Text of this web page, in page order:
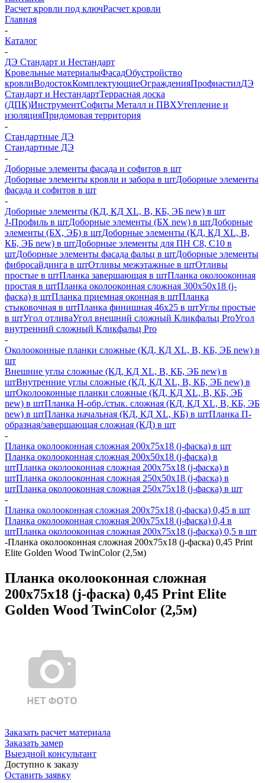
Расчет кровли под ключРасчет кровли
Главная
-
Каталог
-
ДЭ Стандарт и Нестандарт
Кровельные материалыФасадОбустройство
кровлиВодостокКомплектующиеОгражденияПрофнастилДЭ
Стандарт и НестандартТеррасная доска
(ДПК)ИнструментСофиты Металл и ПВХУтепление и
изоляцияПридомовая территория
-
Стандартные ДЭ
Стандартные ДЭ
-
Доборные элементы фасада и софитов в шт
Доборные элементы кровли и забора в штДоборные элементы
фасада и софитов в шт
-
Доборные элементы (КД, КД XL, В, КБ, ЭБ new) в шт
J-Профиль в штДоборные элементы (БХ new) в штДоборные
элементы (БХ, ЭБ) в штДоборные элементы (КД, КД XL, В,
КБ, ЭБ new) в штДоборные элементы для ПН С8, С10 в
штДоборные элементы фасада фальц в штДоборные элементы
фибросайдинга в штОтливы межэтажные в штОтливы
простые в штПланка завершающая в штПланка околооконная
простая в штПланка околооконная сложная 300х50х18 (j-
фаска) в штПланка приемная оконная в штПланка
стыковочная в штПланка финишная 46х25 в штУглы простые
в штУгол отливаУгол внешний сложный Кликфальц ProУгол
внутренний сложный Кликфальц Pro
-
Околооконные планки сложные (КД, КД XL, В, КБ, ЭБ new) в
шт
Внешние углы сложные (КД, КД XL, В, КБ, ЭБ new) в
штВнутренние углы сложные (КД, КД XL, В, КБ, ЭБ new) в
штОколооконные планки сложные (КД, КД XL, В, КБ, ЭБ
new) в штПланка H-обр./стык. сложная (КД, КД XL, В, КБ, ЭБ
new) в штПланка начальная (КД, КД XL, КБ) в штПланка П-
образная/завершающая сложная (КД) в шт
-
Планка околооконная сложная 200х75х18 (j-фаска) в шт
Планка околооконная сложная 200х50х18 (j-фаска) в
штПланка околооконная сложная 200х75х18 (j-фаска) в
штПланка околооконная сложная 250х50х18 (j-фаска) в
штПланка околооконная сложная 250х75х18 (j-фаска) в шт
-
Планка околооконная сложная 200х75х18 (j-фаска) 0,45 в шт
Планка околооконная сложная 200х75х18 (j-фаска) 0,4 в
штПланка околооконная сложная 200х75х18 (j-фаска) 0,5 в шт
-Планка околооконная сложная 200х75х18 (j-фаска) 0,45 Print
Elite Golden Wood TwinColor (2,5м)
Планка околооконная сложная
200х75х18 (j-фаска) 0,45 Print Elite
Golden Wood TwinColor (2,5м)
Заказать расчет материала
Заказать замер
Выездной консультант
Доступно к заказу
Оставить заявку